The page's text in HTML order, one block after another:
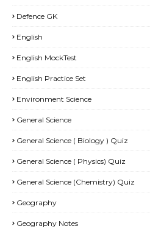
Defence GK
English
English MockTest
English Practice Set
Environment Science
General Science
General Science ( Biology ) Quiz
General Science ( Physics) Quiz
General Science (Chemistry) Quiz
Geography
Geography Notes